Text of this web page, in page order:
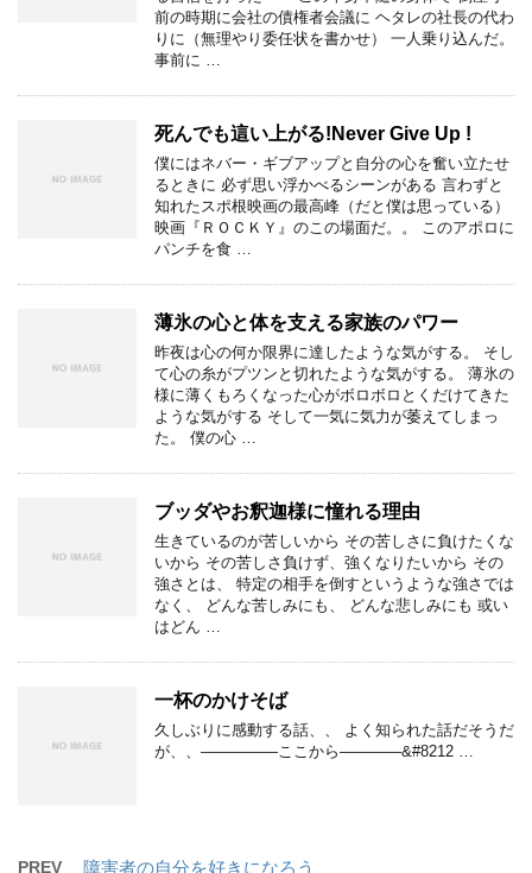
前の時期に会社の債権者会議に ヘタレの社長の代わ
りに（無理やり委任状を書かせ） 一人乗り込んだ。
事前に …
死んでも這い上がる!Never Give Up !
僕にはネバー・ギブアップと自分の心を奮い立たせ
るときに 必ず思い浮かべるシーンがある 言わずと
知れたスポ根映画の最高峰（だと僕は思っている）
映画『ＲＯＣＫＹ』のこの場面だ。。 このアポロに
パンチを食 …
薄氷の心と体を支える家族のパワー
昨夜は心の何か限界に達したような気がする。 そし
て心の糸がプツンと切れたような気がする。 薄氷の
様に薄くもろくなった心がボロボロとくだけてきた
ような気がする そして一気に気力が萎えてしまっ
た。 僕の心 …
ブッダやお釈迦様に憧れる理由
生きているのが苦しいから その苦しさに負けたくな
いから その苦しさ負けず、強くなりたいから その
強さとは、 特定の相手を倒すというような強さでは
なく、 どんな苦しみにも、 どんな悲しみにも 或い
はどん …
一杯のかけそば
久しぶりに感動する話、、 よく知られた話だそうだ
が、、—————ここから————&#8212 …
PREV 障害者の自分を好きになろう